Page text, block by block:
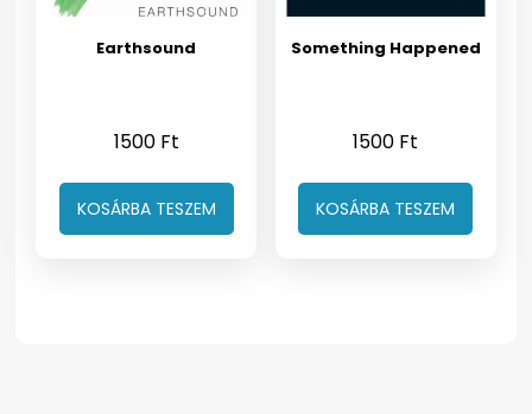
Earthsound
1500 Ft
KOSÁRBA TESZEM
Something Happened
1500 Ft
KOSÁRBA TESZEM